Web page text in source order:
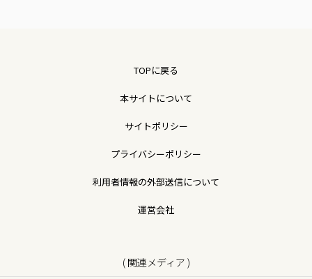
TOPに戻る
本サイトについて
サイトポリシー
プライバシーポリシー
利用者情報の外部送信について
運営会社
( 関連メディア )